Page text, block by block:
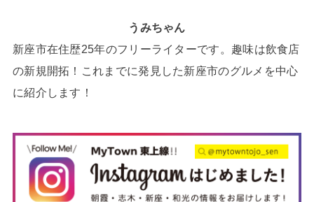
うみちゃん
新座市在住歴25年のフリーライターです。趣味は飲食店
の新規開拓！これまでに発見した新座市のグルメを中心
に紹介します！